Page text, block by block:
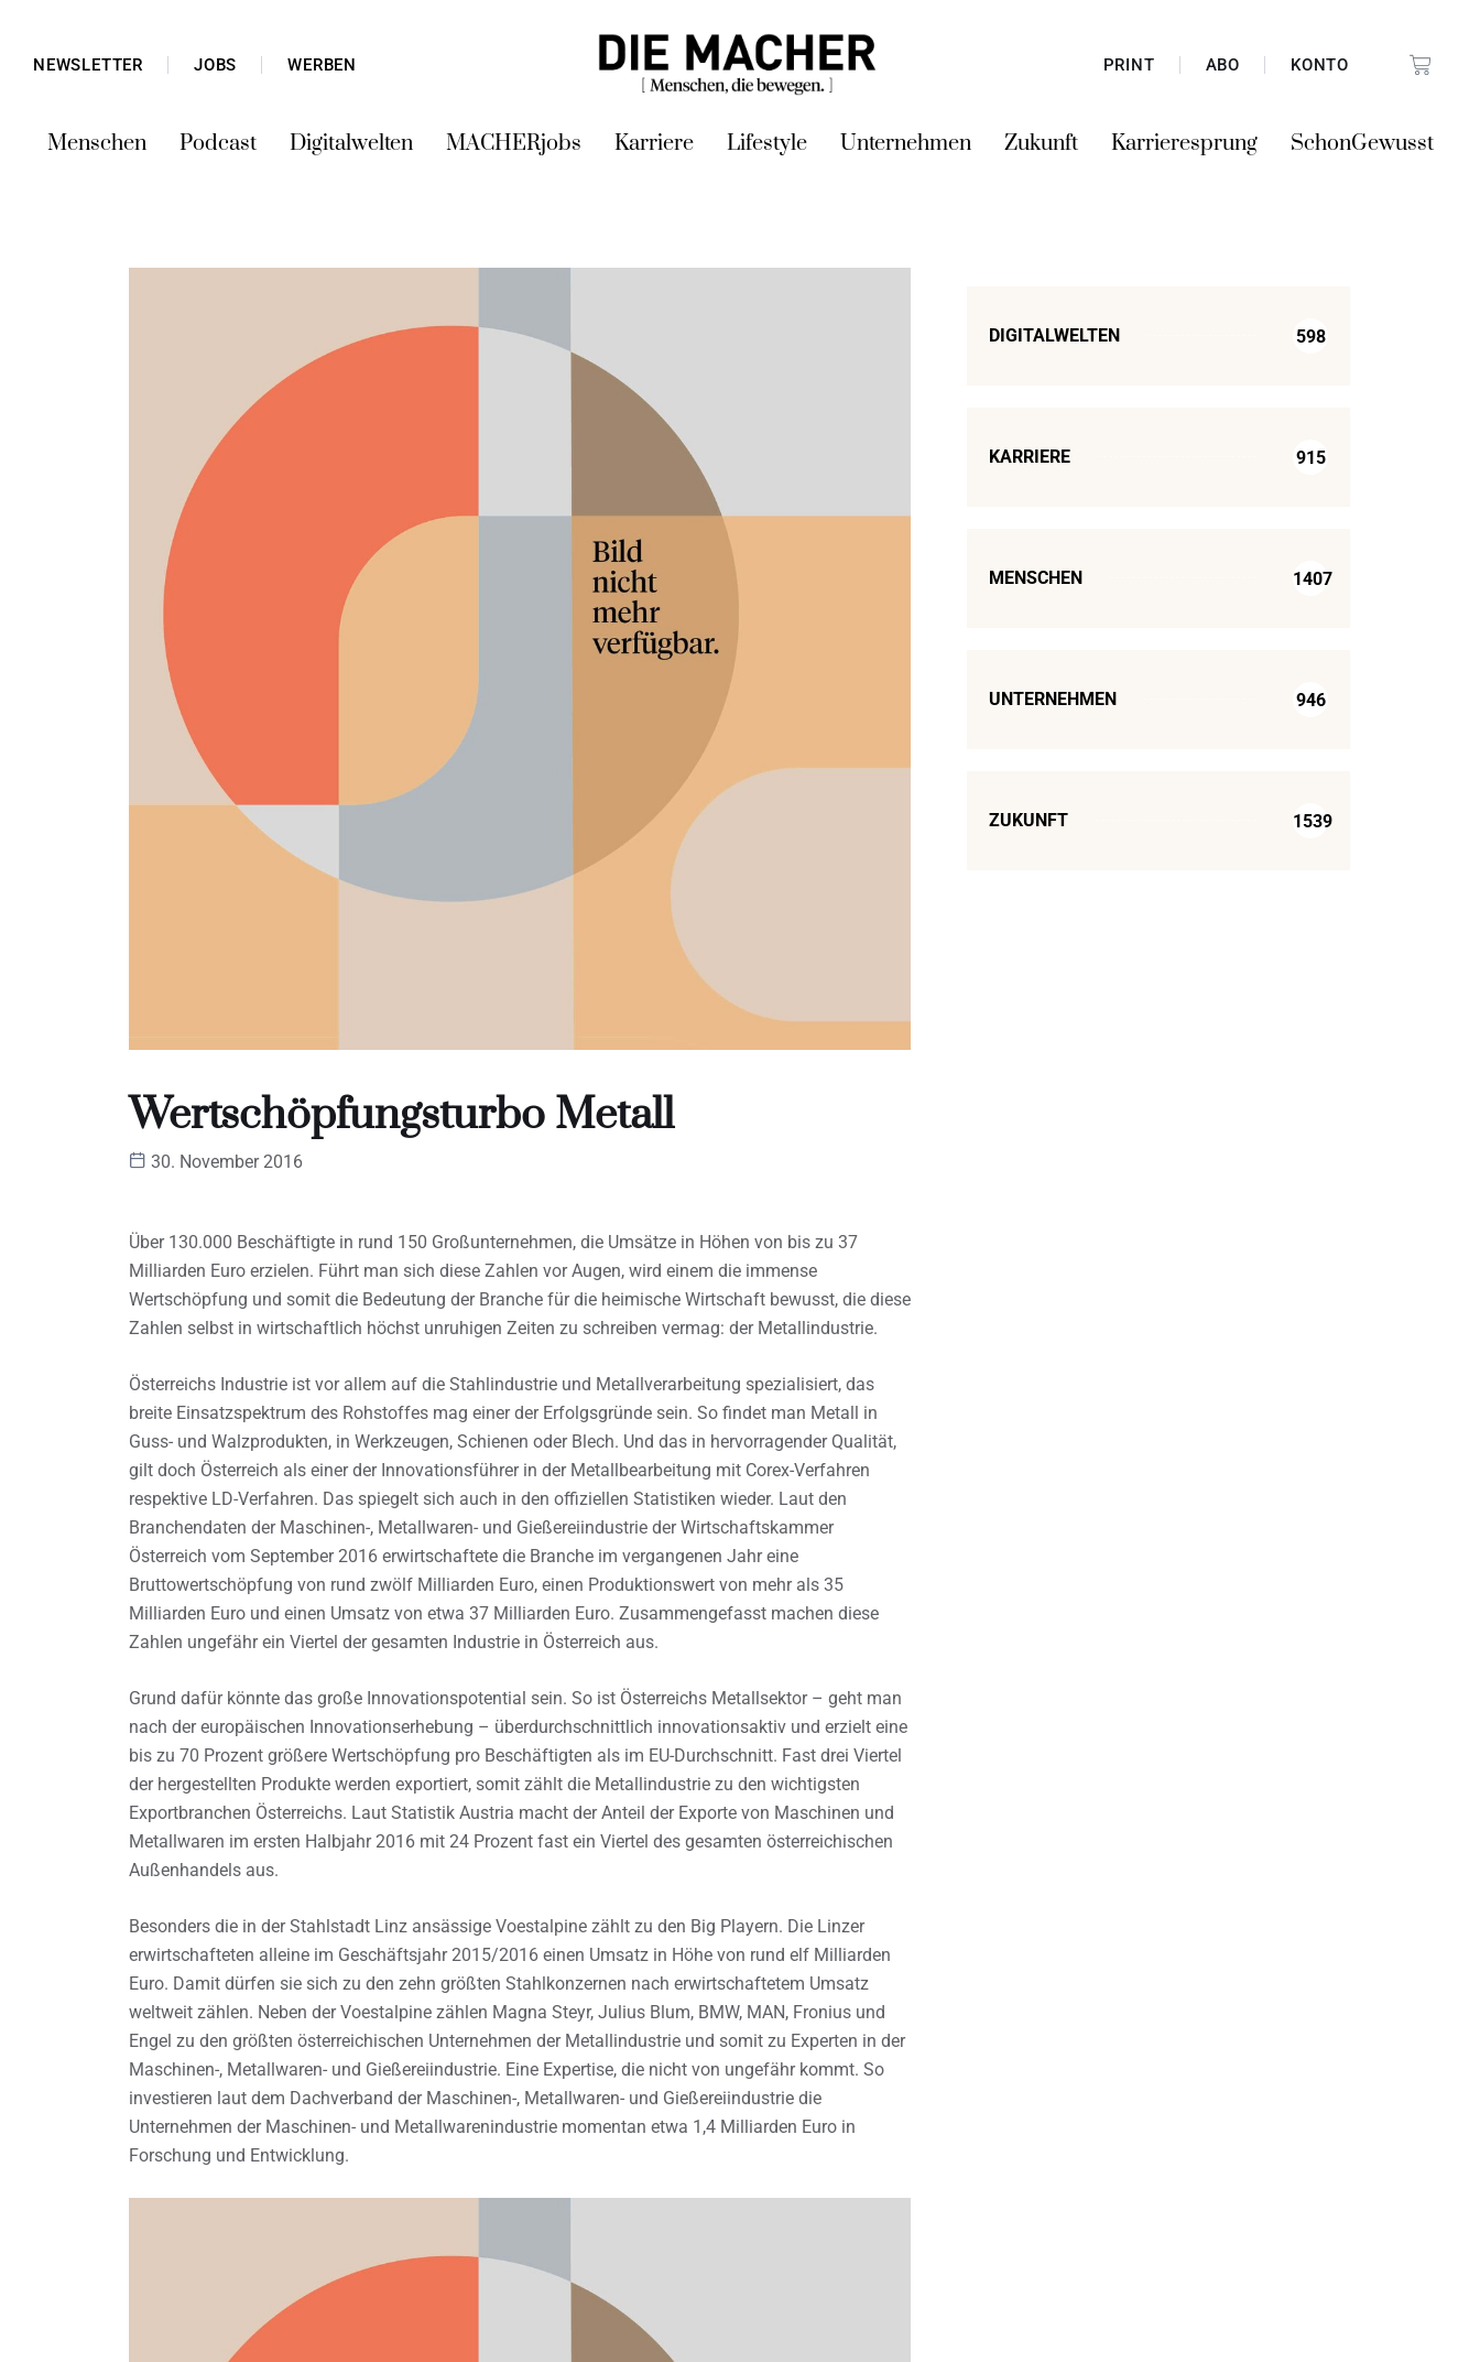
NEWSLETTER JOBS WERBEN PRINT ABO KONTO
Menschen Podcast Digitalwelten MACHERjobs Karriere Lifestyle Unternehmen Zukunft Karrieresprung SchonGewusst
Wertschöpfungsturbo Metall
30. November 2016
Über 130.000 Beschäftigte in rund 150 Großunternehmen, die Umsätze in Höhen von bis zu 37
Milliarden Euro erzielen. Führt man sich diese Zahlen vor Augen, wird einem die immense
Wertschöpfung und somit die Bedeutung der Branche für die heimische Wirtschaft bewusst, die diese
Zahlen selbst in wirtschaftlich höchst unruhigen Zeiten zu schreiben vermag: der Metallindustrie.
Österreichs Industrie ist vor allem auf die Stahlindustrie und Metallverarbeitung spezialisiert, das
breite Einsatzspektrum des Rohstoffes mag einer der Erfolgsgründe sein. So findet man Metall in
Guss- und Walzprodukten, in Werkzeugen, Schienen oder Blech. Und das in hervorragender Qualität,
gilt doch Österreich als einer der Innovationsführer in der Metallbearbeitung mit Corex-Verfahren
respektive LD-Verfahren. Das spiegelt sich auch in den offiziellen Statistiken wieder. Laut den
Branchendaten der Maschinen-, Metallwaren- und Gießereiindustrie der Wirtschaftskammer
Österreich vom September 2016 erwirtschaftete die Branche im vergangenen Jahr eine
Bruttowertschöpfung von rund zwölf Milliarden Euro, einen Produktionswert von mehr als 35
Milliarden Euro und einen Umsatz von etwa 37 Milliarden Euro. Zusammengefasst machen diese
Zahlen ungefähr ein Viertel der gesamten Industrie in Österreich aus.
Grund dafür könnte das große Innovationspotential sein. So ist Österreichs Metallsektor – geht man
nach der europäischen Innovationserhebung – überdurchschnittlich innovationsaktiv und erzielt eine
bis zu 70 Prozent größere Wertschöpfung pro Beschäftigten als im EU-Durchschnitt. Fast drei Viertel
der hergestellten Produkte werden exportiert, somit zählt die Metallindustrie zu den wichtigsten
Exportbranchen Österreichs. Laut Statistik Austria macht der Anteil der Exporte von Maschinen und
Metallwaren im ersten Halbjahr 2016 mit 24 Prozent fast ein Viertel des gesamten österreichischen
Außenhandels aus.
Besonders die in der Stahlstadt Linz ansässige Voestalpine zählt zu den Big Playern. Die Linzer
erwirtschafteten alleine im Geschäftsjahr 2015/2016 einen Umsatz in Höhe von rund elf Milliarden
Euro. Damit dürfen sie sich zu den zehn größten Stahlkonzernen nach erwirtschaftetem Umsatz
weltweit zählen. Neben der Voestalpine zählen Magna Steyr, Julius Blum, BMW, MAN, Fronius und
Engel zu den größten österreichischen Unternehmen der Metallindustrie und somit zu Experten in der
Maschinen-, Metallwaren- und Gießereiindustrie. Eine Expertise, die nicht von ungefähr kommt. So
investieren laut dem Dachverband der Maschinen-, Metallwaren- und Gießereiindustrie die
Unternehmen der Maschinen- und Metallwarenindustrie momentan etwa 1,4 Milliarden Euro in
Forschung und Entwicklung.
DIGITALWELTEN 598
KARRIERE 915
MENSCHEN 1407
UNTERNEHMEN 946
ZUKUNFT 1539